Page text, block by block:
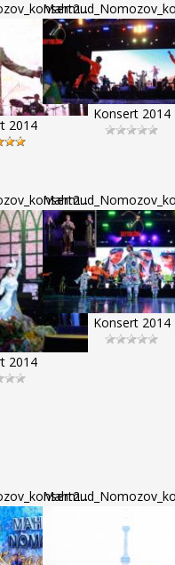
2014
Konsert 2014
2014
Konsert 2014